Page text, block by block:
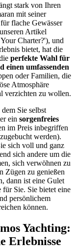
stark von Ihren
mit seiner
flache Gewässer
Artikel
Charter?'), und
bietet, hat die
perfekte Wahl für
einen umfassenden
oder Familien, die
Atmosphäre
verzichten zu wollen.
Sie selbst
ein sorgenfreies
im Preis inbegriffen
werden).
sich voll und ganz
sich andere um die
sich verwöhnen zu
Zügen zu genießen
dann ist eine Gulet
Sie. Sie bietet eine
persönlichem
können.
Yachting:
Erlebnisse